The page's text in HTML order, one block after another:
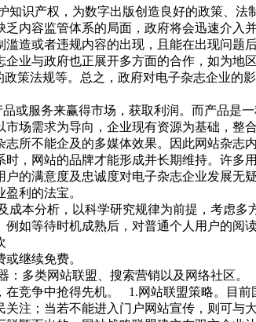
识产权，为数字出版创造良好的政策、法
内容监管体系的局面，政府将会迅速介
造或者违规内容的出现，且能在出现问
业与政府也正展开多方面的合作，如为
策法规等。总之，政府对电子杂志企业
服务来赢得市场，获取利润。而产品是
场需求为导向，企业现有资源为基础，
所不能企及的多媒体效果。因此网站杂志
，网站的品牌才能形成并长期维持。许
的满意度及忠诚度对电子杂志企业发展
利的法宝。
分析，以科学研究规律为前提，考虑多
如等待时机成熟后，对普通个人用户的
继续免费。
多类网站联盟、搜索营销以及网络社区。
竞争中抢得先机。 1.网站联盟策略。目
注；当若不能进入门户网站宣传，则可